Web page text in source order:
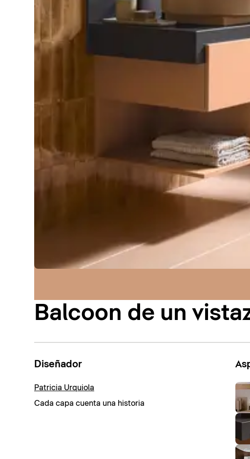
Balcoon de un
Diseñador
Patricia Urquiola
Cada capa cuenta una historia